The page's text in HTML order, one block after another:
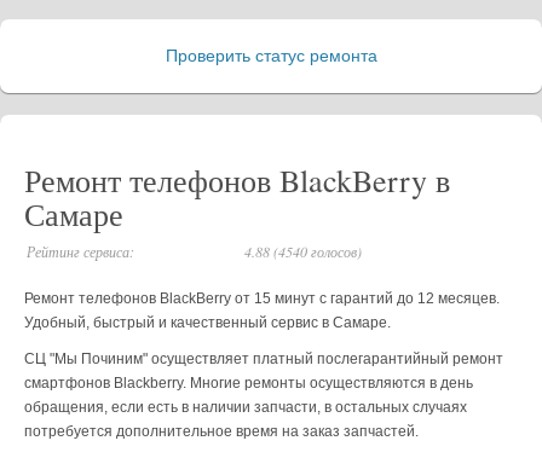
Проверить статус ремонта
Ремонт телефонов BlackBerry в
Самаре
Рейтинг сервиса: 4.88 (4540 голосов)
Ремонт телефонов BlackBerry от 15 минут с гарантий до 12 месяцев.
Удобный, быстрый и качественный сервис в Самаре.
СЦ "Мы Починим" осуществляет платный послегарантийный ремонт
смартфонов Blackberry. Многие ремонты осуществляются в день
обращения, если есть в наличии запчасти, в остальных случаях
потребуется дополнительное время на заказ запчастей.